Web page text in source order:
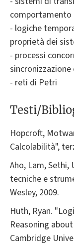
comportamento
- logiche
proprietà dei
- processi
- reti di Petri
Testi/
Hopcroft,
Calcolabilità",
Aho, Lam,
tecniche e
Wesley, 2009.
Huth, Ryan.
Reasoning
Cambridge